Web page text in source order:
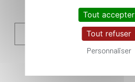
Informations & Inscriptions
Tout accepter
Tout refuser
Personnaliser